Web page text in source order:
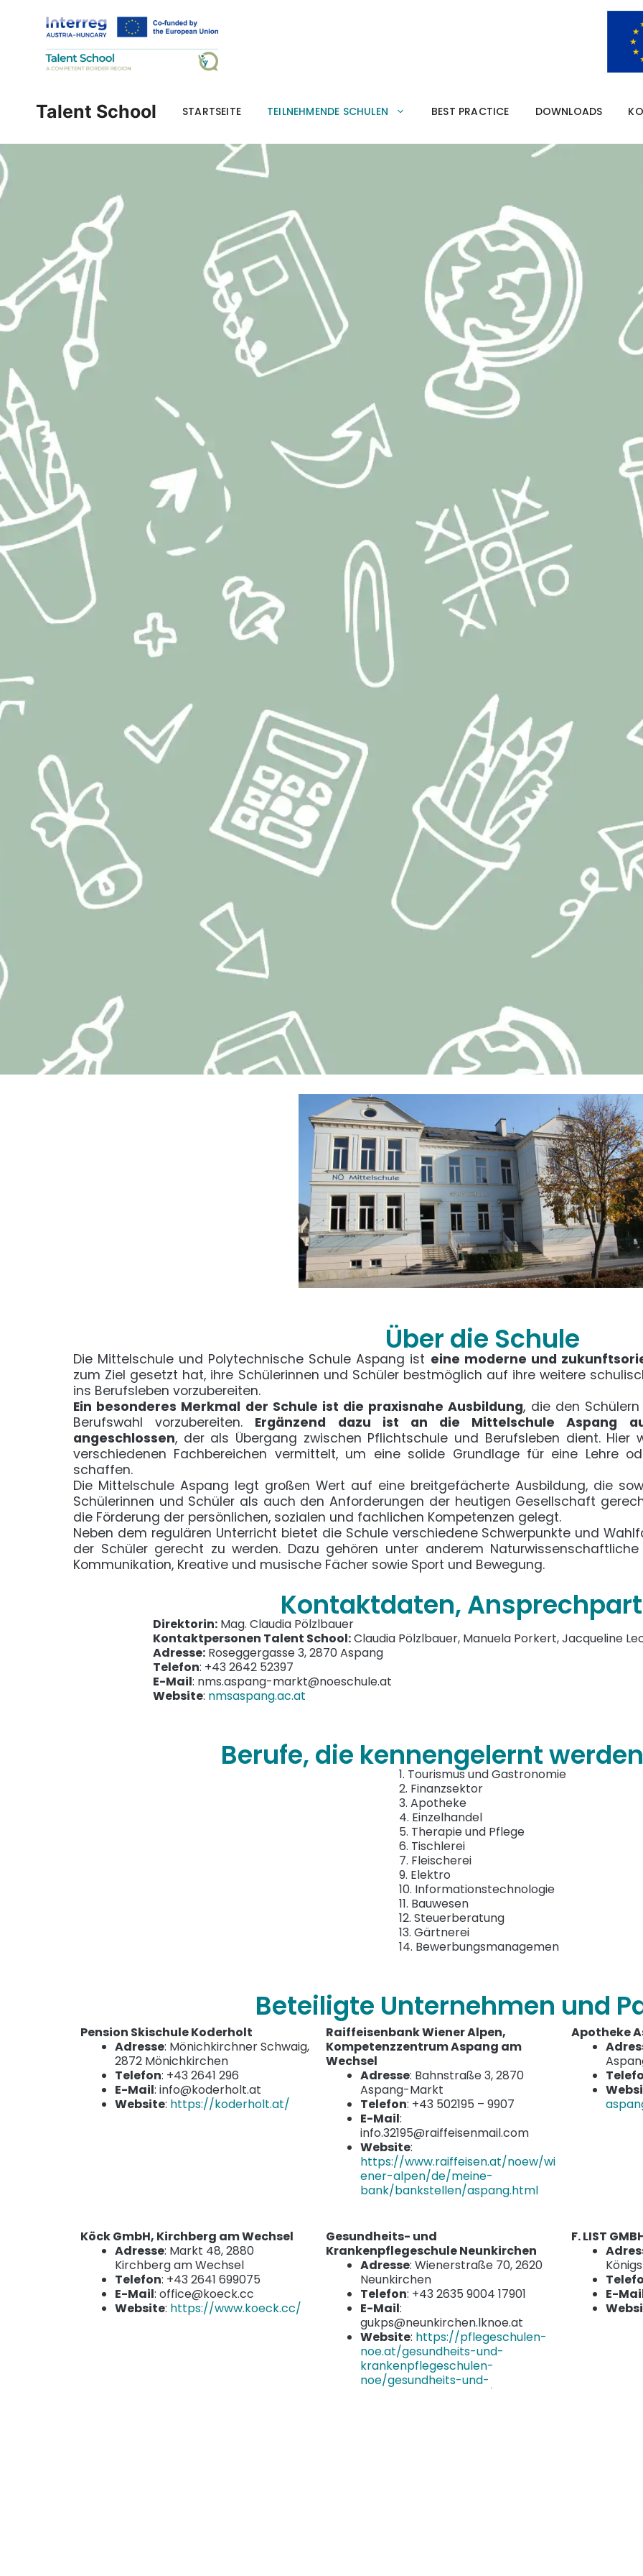
Talent School STARTSEITE TEILNEHMENDE SCHULEN BEST PRACTICE DOWNLOADS
Mittelschule und Polytechnische Schule
Über die Schule
Die Mittelschule und Polytechnische Schule Aspang ist eine moderne und
zum Ziel gesetzt hat, ihre Schülerinnen und Schüler bestmöglich auf ihre weitere
ins Berufsleben vorzubereiten.
Ein besonderes Merkmal der Schule ist die praxisnahe Ausbildung, die den
Berufswahl vorzubereiten. Ergänzend dazu ist an die Mittelschule Aspang
angeschlossen, der als Übergang zwischen Pflichtschule und Berufsleben dient. Hier
verschiedenen Fachbereichen vermittelt, um eine solide Grundlage für eine Lehre
schaffen.
Die Mittelschule Aspang legt großen Wert auf eine breitgefächerte Ausbildung, die
Schülerinnen und Schüler als auch den Anforderungen der heutigen Gesellschaft
die Förderung der persönlichen, sozialen und fachlichen Kompetenzen gelegt.
Neben dem regulären Unterricht bietet die Schule verschiedene Schwerpunkte und
der Schüler gerecht zu werden. Dazu gehören unter anderem
Kommunikation, Kreative und musische Fächer sowie Sport und Bewegung.
Kontaktdaten,
Direktorin: Mag. Claudia Pölzlbauer
Kontaktpersonen Talent School:Claudia Pölzlbauer, Manuela Porkert, Jacqueline
Adresse: Roseggergasse 3, 2870 Aspang
Telefon: +43 2642 52397
E-Mail: nms.aspang-markt@noeschule.at
Website: nmsaspang.ac.at
Berufe, die kennengelernt
1. Tourismus und Gastronomie
2. Finanzsektor
3. Apotheke
4. Einzelhandel
5. Therapie und Pflege
6. Tischlerei
7. Fleischerei
9. Elektro
10. Informationstechnologie
11. Bauwesen
12. Steuerberatung
13. Gärtnerei
14. Bewerbungsmanagemen
Beteiligte Unternehmen und
Pension Skischule Koderholt
Adresse: Mönichkirchner Schwaig,
2872 Mönichkirchen
Telefon: +43 2641 296
E-Mail: info@koderholt.at
Website: https://koderholt.at/
Raiffeisenbank Wiener Alpen,
Kompetenzzentrum Aspang am
Wechsel
Adresse: Bahnstraße 3, 2870
Aspang-Markt
Telefon: +43 502195 – 9907
E-Mail:
info.32195@raiffeisenmail.com
Website:
https://www.raiffeisen.at/noew/wi
ener-alpen/de/meine-
bank/bankstellen/aspang.html
Apotheke
Köck GmbH, Kirchberg am Wechsel
Adresse: Markt 48, 2880
Kirchberg am Wechsel
Telefon: +43 2641 699075
E-Mail: office@koeck.cc
Website: https://www.koeck.cc/
Gesundheits- und
Krankenpflegeschule Neunkirchen
Adresse: Wienerstraße 70, 2620
Neunkirchen
Telefon: +43 2635 9004 17901
E-Mail:
gukps@neunkirchen.lknoe.at
Website: https://pflegeschulen-
noe.at/gesundheits-und-
krankenpflegeschulen-
noe/gesundheits-und-
F. LIST
E-